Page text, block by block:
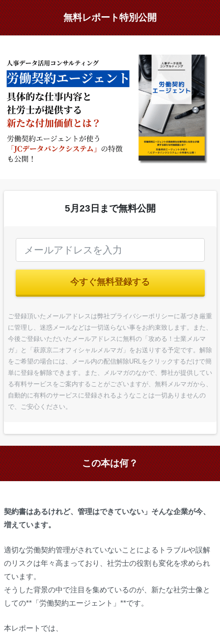
無料レポート特別公開
5月23日まで無料公開
今すぐ無料登録する
ご登録頂いたメールアドレスは弊社プライバシーポリシーに基づき厳重
に管理し、迷惑メールなどは一切送らない事をお約束致します。また、
今後ご登録いただいたメールアドレスに無料の「攻める！士業メルマ
ガ」と「萩原京二オフィシャルメルマガ」をお送りする予定です。解除
をご希望の場合には、メール内の配信解除URLをクリックするだけで簡
単に登録を解除できます。また、メルマガのなかで、弊社が提供してい
る有料サービスをご案内することがございますが、無料メルマガから、
自動的に有料のサービスに登録されるようなことは一切ありませんの
で、ご安心ください。
この本は何？
契約書はあるけれど、管理はできていない」そんな企業が今、
増えています。
適切な労働契約管理がされていないことによるトラブルや誤解
のリスクは年々高まっており、社労士の役割も変化を求められ
ています。
そうした背景の中で注目を集めているのが、新たな社労士像と
しての**「労働契約エージェント」**です。
本レポートでは、